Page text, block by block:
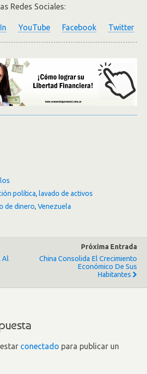
Redes Sociales:
YouTube Facebook Twitter
política, lavado de activos
de dinero, Venezuela
Al
Próxima Entrada
China Consolida El Crecimiento
Económico De Sus
Habitantes
conectado para publicar un